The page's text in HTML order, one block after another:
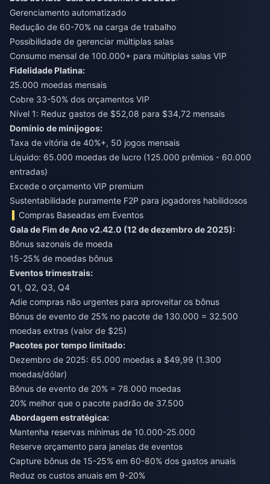
Gerenciamento automatizado
Redução de 60-70% na carga de trabalho
Possibilidade de gerenciar múltiplas salas
Consumo mensal de 100.000+ para múltiplas salas VIP
Fidelidade Platina:
25.000 moedas mensais
Cobre 33-50% dos orçamentos VIP
Nível 1: Reduz gastos de $52,08 para $34,72 mensais
Domínio de minijogos:
Taxa de vitória de 40%+, 50 jogos mensais
Líquido: 65.000 moedas de lucro (125.000 prêmios - 60.000
entradas)
Excede o orçamento VIP premium
Sustentabilidade puramente F2P para jogadores habilidosos
Compras Baseadas em Eventos
Gala de Fim de Ano v2.42.0 (12 de dezembro de 2025):
Bônus sazonais de moeda
15-25% de moedas bônus
Eventos trimestrais:
Q1, Q2, Q3, Q4
Adie compras não urgentes para aproveitar os bônus
Bônus de evento de 25% no pacote de 130.000 = 32.500
moedas extras (valor de $25)
Pacotes por tempo limitado:
Dezembro de 2025: 65.000 moedas a $49,99 (1.300
moedas/dólar)
Bônus de evento de 20% = 78.000 moedas
20% melhor que o pacote padrão de 37.500
Abordagem estratégica:
Mantenha reservas mínimas de 10.000-25.000
Reserve orçamento para janelas de eventos
Capture bônus de 15-25% em 60-80% dos gastos anuais
Reduz os custos anuais em 9-20%